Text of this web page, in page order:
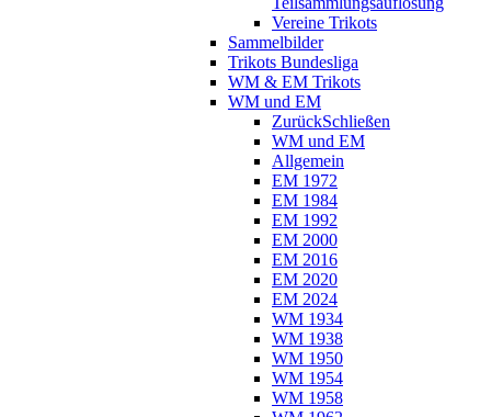
Vereine Trikots
Sammelbilder
Trikots Bundesliga
WM & EM Trikots
WM und EM
ZurückSchließen
WM und EM
Allgemein
EM 1972
EM 1984
EM 1992
EM 2000
EM 2016
EM 2020
EM 2024
WM 1934
WM 1938
WM 1950
WM 1954
WM 1958